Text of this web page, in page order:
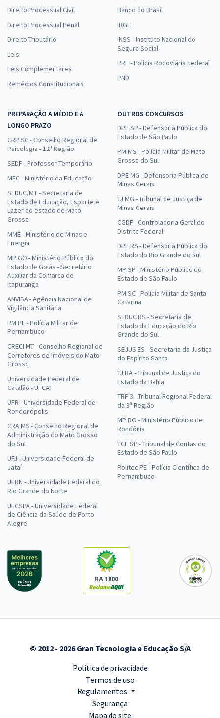
Direito Processual Civil
Direito Processual Penal
Direito Tributário
Leis
Leis Complementares
Remédios Constitucionais
Banco do Brasil
IBGE
INSS - Instituto Nacional do
Seguro Social
PRF - Polícia Rodoviária Federal
PND
PREPARAÇÃO A MÉDIO E A
LONGO PRAZO
CRP SC - Conselho Regional de
Psicologia - 12ª Região
SEDF - Professor Temporário
MEC - Ministério da Educação
SEDUC/MT - Secretaria de
Estado de Educação, Esporte e
Lazer do estado de Mato
Grosso
MME - Ministério de Minas e
Energia
MP GO - Ministério Público do
Estado de Goiás - Secretário
Auxiliar da Comarca de
Itapuranga
ANVISA - Agência Nacional de
Vigilância Sanitária
PM PE - Polícia Militar de
Pernambuco
CRECI MT - Conselho Regional de
Corretores de Imóveis do Mato
Grosso
Universidade Federal de
Catalão - UFCAT
UFR - Universidade Federal de
Rondonópolis
CRA MS - Conselho Regional de
Administração do Mato Grosso
do Sul
UFJ - Universidade Federal de
Jataí
UFRN - Universidade Federal do
Rio Grande do Norte
UFCSPA - Universidade Federal
de Ciência da Saúde de Porto
Alegre
OUTROS CONCURSOS
DPE SP - Defensoria Pública do
Estado de São Paulo
PM MS - Polícia Militar de Mato
Grosso do Sul
DPE MG - Defensoria Pública de
Minas Gerais
TJ MG - Tribunal de Justiça de
Minas Gerais
CGDF - Controladoria Geral do
Distrito Federal
DPE RS - Defensoria Pública do
Estado do Rio Grande do Sul
MP SP - Ministério Público do
Estado de São Paulo
PM SC - Polícia Militar de Santa
Catarina
SEDUC RS - Secretaria de
Estado da Educação do Rio
Grande do Sul
SEJUS ES - Secretaria da Justiça
do Espírito Santo
TJ BA - Tribunal de Justiça do
Estado da Bahia
TRF 3 - Tribunal Regional Federal
da 3ª Região
MP RO - Ministério Público de
Rondônia
TCE SP - Tribunal de Contas do
Estado de São Paulo
Politec PE - Polícia Científica de
Pernambuco
RA 1000
© 2012 - 2026 Gran Tecnologia e Educação S/A
Política de privacidade
Termos de uso
Regulamentos
Segurança
Mapa do site